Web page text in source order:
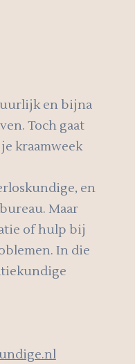
en bijna
Toch gaat
kraamweek
en
Maar
of hulp bij
In die